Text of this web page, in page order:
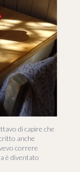
di capire che
anche
correre
è diventato